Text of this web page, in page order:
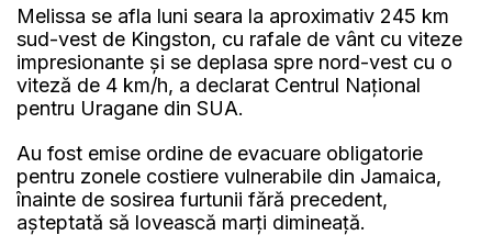
Melissa se afla luni seara la aproximativ 245 km
sud-vest de Kingston, cu rafale de vânt cu viteze
impresionante și se deplasa spre nord-vest cu o
viteză de 4 km/h, a declarat Centrul Național
pentru Uragane din SUA.
Au fost emise ordine de evacuare obligatorie
pentru zonele costiere vulnerabile din Jamaica,
înainte de sosirea furtunii fără precedent,
așteptată să lovească marți dimineață.